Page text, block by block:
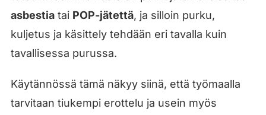
asbestiatai POP-jätettä, ja silloin purku,
kuljetus ja käsittely tehdään eri tavalla kuin
tavallisessa purussa.
Käytännössä tämä näkyy siinä, että työmaalla
tarvitaan tiukempi erottelu ja usein myös